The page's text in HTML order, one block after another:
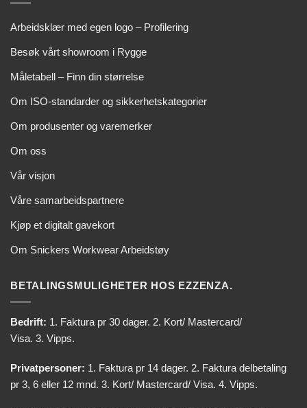
Arbeidsklær med egen logo – Profilering
Besøk vårt showroom i Rygge
Måletabell – Finn din størrelse
Om ISO-standarder og sikkerhetskategorier
Om produsenter og varemerker
Om oss
Vår visjon
Våre samarbeidspartnere
Kjøp et digitalt gavekort
Om Snickers Workwear Arbeidstøy
BETALINGSMULIGHETER HOS EZZENZA.
Bedrift: 1. Faktura pr 30 dager. 2. Kort/ Mastercard/
Visa. 3. Vipps.
Privatpersoner: 1. Faktura pr 14 dager. 2. Faktura delbetaling
pr 3, 6 eller 12 mnd. 3. Kort/ Mastercard/ Visa. 4. Vipps.